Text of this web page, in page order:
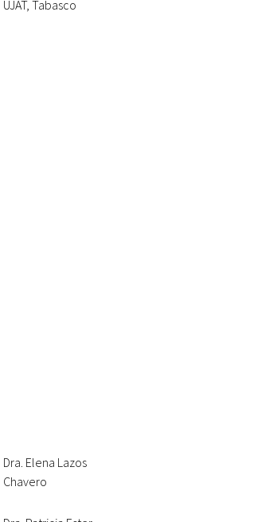
UJAT, Tabasco
Dra. Elena Lazos
Chavero